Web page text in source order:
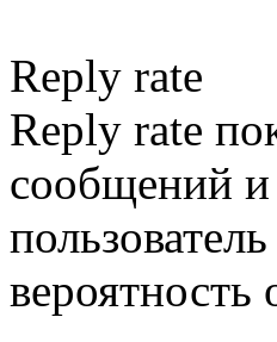
Reply rate
Reply rate
сообщений и
вероятность